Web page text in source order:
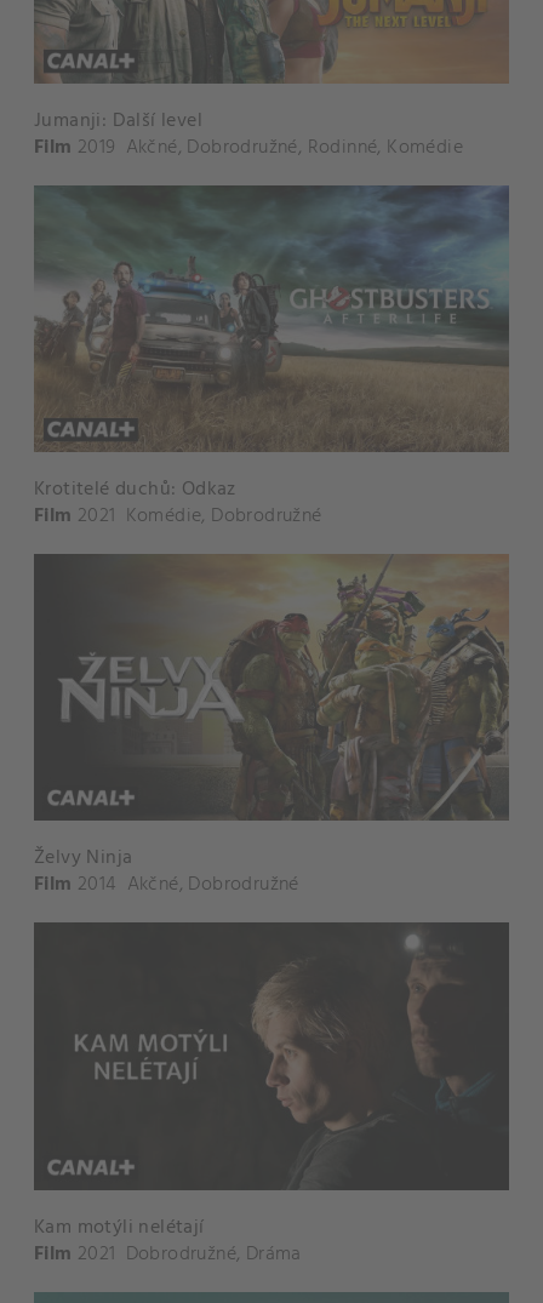
Jumanji: Další level
Film 2019 Akčné, Dobrodružné, Rodinné, Komédie
Krotitelé duchů: Odkaz
Film 2021 Komédie, Dobrodružné
Želvy Ninja
Film 2014 Akčné, Dobrodružné
Kam motýli nelétají
Film 2021 Dobrodružné, Dráma